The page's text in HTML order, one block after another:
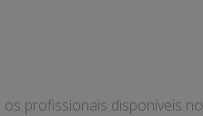
profissionais disponíveis no